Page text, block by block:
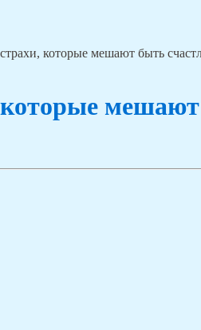
которые мешают быть